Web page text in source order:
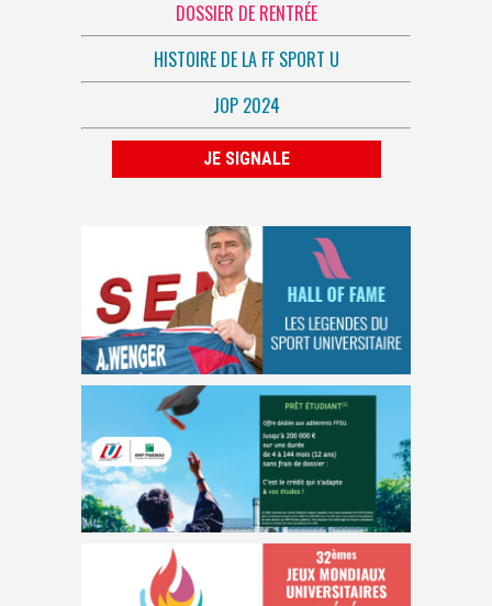
DOSSIER DE RENTRÉE
HISTOIRE DE LA FF SPORT U
JOP 2024
JE SIGNALE